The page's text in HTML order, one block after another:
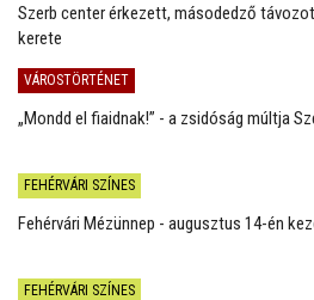
Szerb center érkezett, másodedző
kerete
VÁROSTÖRTÉNET
„Mondd el fiaidnak!” - a zsidóság múltja
FEHÉRVÁRI SZÍNES
Fehérvári Mézünnep - augusztus 14-én
FEHÉRVÁRI SZÍNES